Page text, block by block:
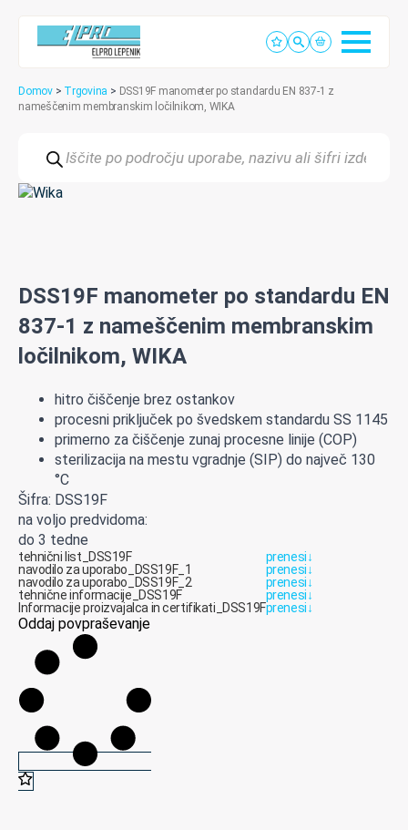
Domov > Trgovina > DSS19F manometer po standardu EN 837-1 z
nameščenim membranskim ločilnikom, WIKA
search
DSS19F manometer po standardu EN
837-1 z nameščenim membranskim
ločilnikom, WIKA
hitro čiščenje brez ostankov
procesni priključek po švedskem standardu SS 1145
primerno za čiščenje zunaj procesne linije (COP)
sterilizacija na mestu vgradnje (SIP) do največ 130
°C
Šifra: DSS19F
na voljo predvidoma:
do 3 tedne
tehnični list_DSS19F prenesi↓
navodilo za uporabo_DSS19F_1
prenesi↓
navodilo za uporabo_DSS19F_2
prenesi↓
tehnične informacije_DSS19F
prenesi↓
Informacije proizvajalca in certifikati_DSS19Fprenesi↓
Oddaj povpraševanje